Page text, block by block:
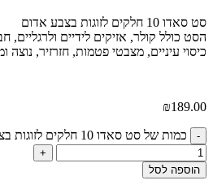
סט סאדו 10 חלקים לזוגות בצבע אדום
כיסוי עיניים, מצבטי פטמות, חזרזיר, נוצה
₪189.00
- כמות של סט סאדו 10 חלקים לזוגות בצבע אדום
+
הוספה לסל